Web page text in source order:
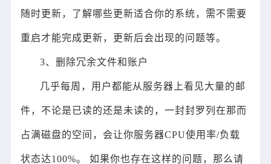
随时更新，了解哪些更新适合你的系统，需不需要
重启才能完成更新，更新后会出现的问题等。
3、删除冗余文件和账户
几乎每周，用户都能从服务器上看见大量的邮
件，不论是已读的还是未读的，一封封罗列在那而
占满磁盘的空间，会让你服务器CPU使用率/负载
状态达100%。 如果你也存在这样的问题，那么请